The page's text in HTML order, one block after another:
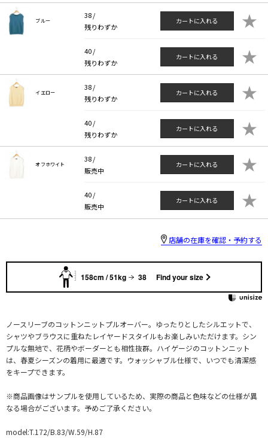
ブルー
38 /
残りわずか
カートに入れる ★
40 /
残りわずか
カートに入れる ★
イエロー
38 /
残りわずか
カートに入れる ★
40 /
残りわずか
カートに入れる ★
オフホワイト
38 /
販売中
カートに入れる ★
40 /
販売中
カートに入れる ★
店舗の在庫を確認・予約する
158cm / 51kg 38 Find your size
ノースリーブのコットンニットプルオーバー。ゆったりとしたシルエットで、
シャツやブラウスに重ねたレイヤードスタイルもお楽しみいただけます。シン
プルな無地で、花柄やボーダーとも相性抜群。ハイゲージのコットンニット
は、春夏シーズンの着用に最適です。ウォッシャブル仕様で、いつでも清潔感
をキープできます。
※商品画像はサンプルを使用しているため、実際の商品と色味などの仕様が異
なる場合がございます。予めご了承ください。
model:T.172/B.83/W.59/H.87